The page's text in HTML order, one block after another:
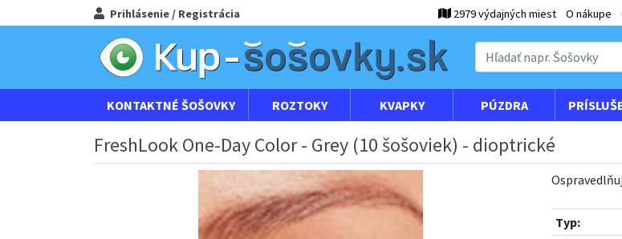
Prihlásenie / Registrácia 2979 výdajných miest O nákupe
KONTAKTNÉ ŠOŠOVKY ROZTOKY KVAPKY PÚZDRA
FreshLook One-Day Color - Grey (10 šošoviek) - dioptrické
Typ: